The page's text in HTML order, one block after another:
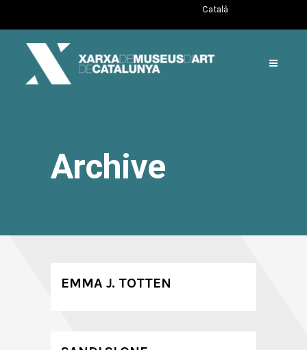
Català
Archive
EMMA J. TOTTEN